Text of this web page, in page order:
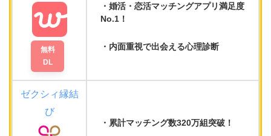
無料
DL
婚活・恋活マッチングアプリ満足度
No.1 ！
内面重視で出会える心理診断
ゼクシィ縁結
び
累計マッチング数320万組 突破！